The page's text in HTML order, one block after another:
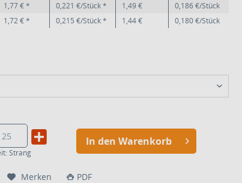
1,77 € * 0,221 €/Stück * 1,49 €
0,186 €/Stück
1,72 € * 0,215 €/Stück * 1,44 €
0,180 €/Stück
Strang
In den Warenkorb
Merken PDF